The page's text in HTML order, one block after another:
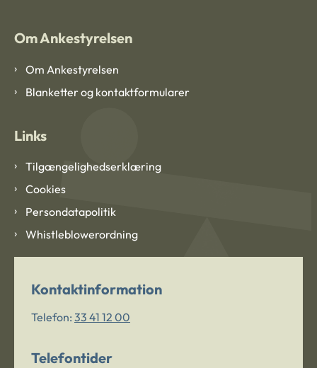
Om Ankestyrelsen
Om Ankestyrelsen
Blanketter og kontaktformularer
Links
Tilgængelighedserklæring
Cookies
Persondatapolitik
Whistleblowerordning
Kontaktinformation
Telefon: 33 41 12 00
Telefontider